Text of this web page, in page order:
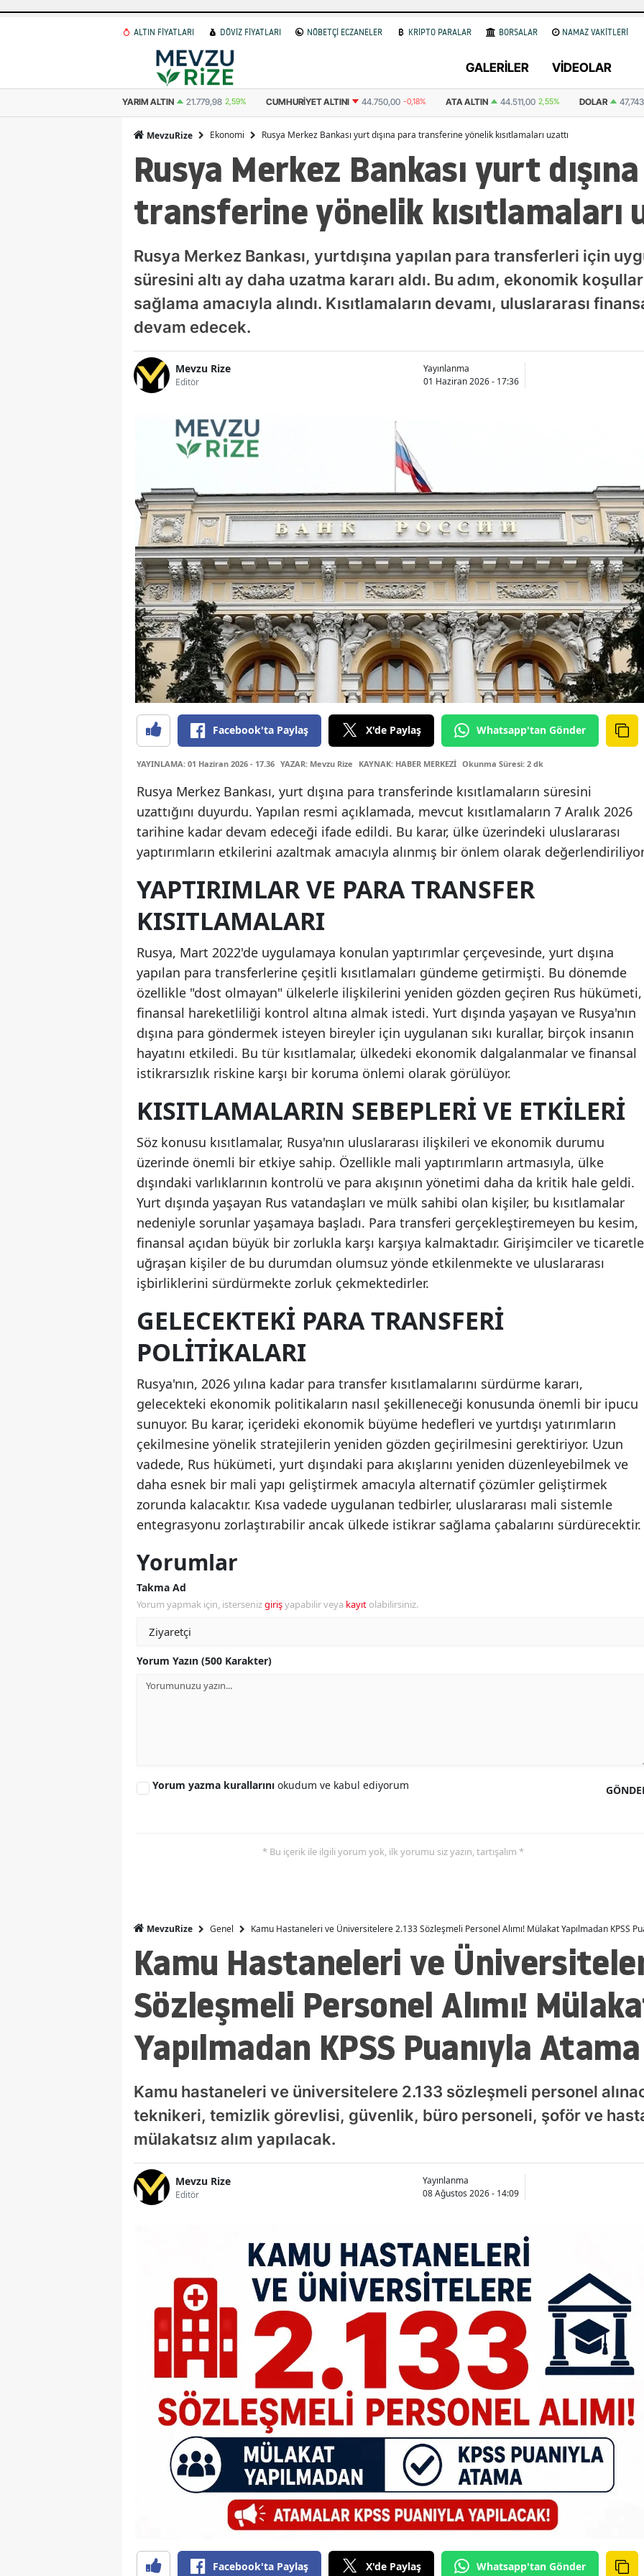
ALTIN FİYATLARI DÖVİZ FİYATLARI NÖBETÇİ ECZANELER KRİPTO PARALAR BORSALAR NAMAZ VAKİTLERİ
GALERİLER VİDEOLAR
CUMHURIYET ALTINI 44.750,00 -0,18% ATA ALTIN 44.511,00 2,55% DOLAR 47,7436 0.18% EURO 55,2510 0.32%
MevzuRize Ekonomi Rusya Merkez Bankası yurt dışına para transferine yönelik kısıtlamaları uzattı
Rusya Merkez Bankası yurt
transferine yönelik kısıtlamaları
Rusya Merkez Bankası, yurtdışına yapılan para transferleri için
süresini altı ay daha uzatma kararı aldı. Bu adım, ekonomik
sağlama amacıyla alındı. Kısıtlamaların devamı, uluslararası
devam edecek.
Mevzu Rize
Editör
Yayınlanma
01 Haziran 2026 - 17:36
Facebook'ta Paylaş X'de Paylaş Whatsapp'tan Gönder
YAYINLAMA: 01 Haziran 2026 - 17.36 YAZAR: Mevzu Rize KAYNAK: HABER MERKEZİ Okunma Süresi: 2 dk
Rusya Merkez Bankası, yurt dışına para transferinde kısıtlamaların süresini
uzattığını duyurdu. Yapılan resmi açıklamada, mevcut kısıtlamaların 7 Aralık 2026
tarihine kadar devam edeceği ifade edildi. Bu karar, ülke üzerindeki uluslararası
yaptırımların etkilerini azaltmak amacıyla alınmış bir önlem olarak
YAPTIRIMLAR VE PARA TRANSFER
KISITLAMALARI
Rusya, Mart 2022'de uygulamaya konulan yaptırımlar çerçevesinde, yurt dışına
yapılan para transferlerine çeşitli kısıtlamaları gündeme getirmişti. Bu dönemde
özellikle "dost olmayan" ülkelerle ilişkilerini yeniden gözden geçiren Rus hükümeti,
finansal hareketliliği kontrol altına almak istedi. Yurt dışında yaşayan ve Rusya'nın
dışına para göndermek isteyen bireyler için uygulanan sıkı kurallar, birçok insanın
hayatını etkiledi. Bu tür kısıtlamalar, ülkedeki ekonomik dalgalanmalar ve finansal
istikrarsızlık riskine karşı bir koruma önlemi olarak görülüyor.
KISITLAMALARIN SEBEPLERI VE ETKILERI
Söz konusu kısıtlamalar, Rusya'nın uluslararası ilişkileri ve ekonomik durumu
üzerinde önemli bir etkiye sahip. Özellikle mali yaptırımların artmasıyla, ülke
dışındaki varlıklarının kontrolü ve para akışının yönetimi daha da kritik hale geldi.
Yurt dışında yaşayan Rus vatandaşları ve mülk sahibi olan kişiler, bu kısıtlamalar
nedeniyle sorunlar yaşamaya başladı. Para transferi gerçekleştiremeyen bu kesim,
finansal açıdan büyük bir zorlukla karşı karşıya kalmaktadır. Girişimciler ve ticaretle
uğraşan kişiler de bu durumdan olumsuz yönde etkilenmekte ve uluslararası
işbirliklerini sürdürmekte zorluk çekmektedirler.
GELECEKTEKI PARA TRANSFERI
POLITIKALARI
Rusya'nın, 2026 yılına kadar para transfer kısıtlamalarını sürdürme kararı,
gelecekteki ekonomik politikaların nasıl şekilleneceği konusunda önemli bir ipucu
sunuyor. Bu karar, içerideki ekonomik büyüme hedefleri ve yurtdışı yatırımların
çekilmesine yönelik stratejilerin yeniden gözden geçirilmesini gerektiriyor. Uzun
vadede, Rus hükümeti, yurt dışındaki para akışlarını yeniden düzenleyebilmek ve
daha esnek bir mali yapı geliştirmek amacıyla alternatif çözümler geliştirmek
zorunda kalacaktır. Kısa vadede uygulanan tedbirler, uluslararası mali sistemle
entegrasyonu zorlaştırabilir ancak ülkede istikrar sağlama çabalarını sürdürecektir.
Yorumlar
Takma Ad
Yorum yapmak için, istersenizgirişyapabilir veya kayıt olabilirsiniz.
Yorum Yazın (500 Karakter)
Yorum yazma kurallarını okudum ve kabul ediyorum
* Bu içerik ile ilgili yorum yok, ilk yorumu siz yazın, tartışalım *
MevzuRize Genel Kamu Hastaneleri ve Üniversitelere 2.133 Sözleşmeli Personel Alımı! Mülakat Yapılmadan KPSS
Kamu Hastaneleri ve
Sözleşmeli Personel Alımı!
Yapılmadan KPSS Puanıyla Atama
Kamu hastaneleri ve üniversitelere 2.133 sözleşmeli personel
teknikeri, temizlik görevlisi, güvenlik, büro personeli, şoför ve hasta
mülakatsız alım yapılacak.
Mevzu Rize
Editör
Yayınlanma
08 Ağustos 2026 - 14:09
Facebook'ta Paylaş X'de Paylaş Whatsapp'tan Gönder